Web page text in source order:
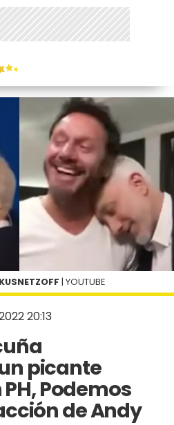
20:13
picante
Podemos
de Andy
| YOUTUBE